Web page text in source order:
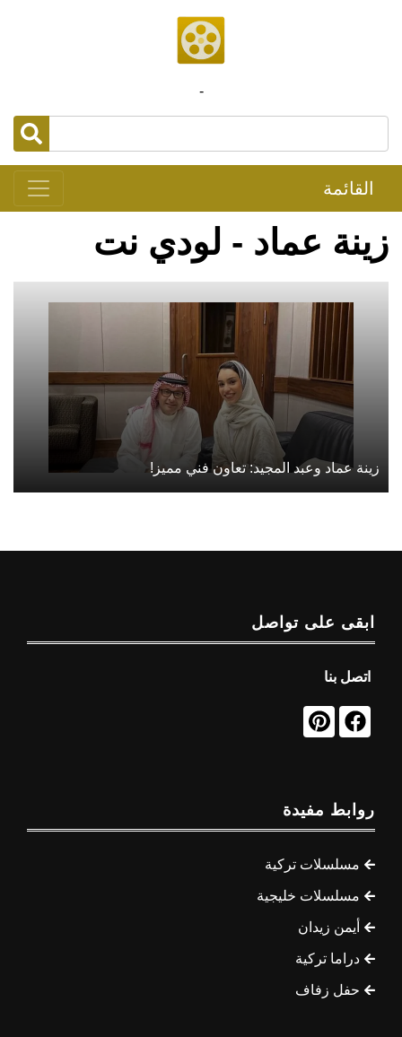
-
القائمة
زينة عماد - لودي نت
زينة عماد وعبد المجيد: تعاون فني مميز!
ابقى على تواصل
اتصل بنا
روابط مفيدة
مسلسلات تركية
مسلسلات خليجية
أيمن زيدان
دراما تركية
حفل زفاف